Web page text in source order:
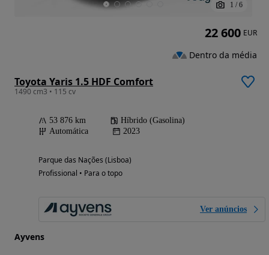
1 / 6
Toyota Yaris 1.5 HDF Comfort
1490 cm3 • 115 cv
53 876 km
Híbrido (Gasolina)
Automática
2023
Parque das Nações (Lisboa)
Profissional • Para o topo
Ver anúncios
Ayvens
22 600 EUR
Dentro da média